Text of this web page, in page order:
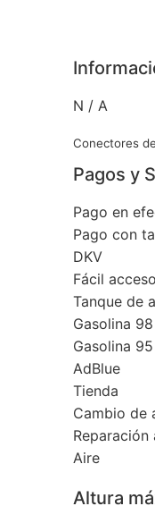
N / A
Conectores
Pagos y
Pago en
Pago con
DKV
Fácil
Tanque de
Gasolina 98
Gasolina 95
AdBlue
Tienda
Cambio de
Aire
Altura